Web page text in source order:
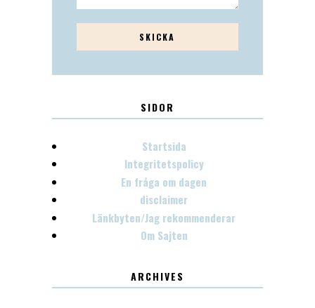
SIDOR
Startsida
Integritetspolicy
En fråga om dagen
disclaimer
Länkbyten/Jag rekommenderar
Om Sajten
ARCHIVES